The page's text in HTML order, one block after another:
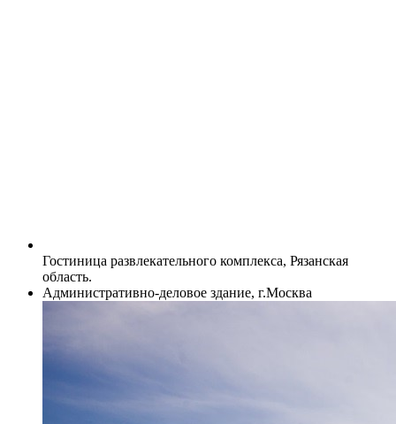
Гостиница развлекательного комплекса, Рязанская
область.
Административно-деловое здание, г.Москва